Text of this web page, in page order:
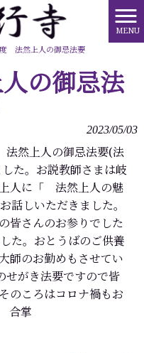
MENU
法然上人の御忌法要
の御忌法
2023/05/03
然上人の御忌法要(法
た。お説教師さまは岐
人に「 法然上人の魅
しいただきました。
皆さんのお参りでした
た。おとうばのご供養
師のお勤めもさせてい
せがき法要ですので皆
のころはコロナ禍もお
合掌